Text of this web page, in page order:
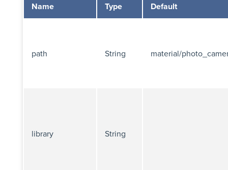
Name Type Default
path String material/
library String